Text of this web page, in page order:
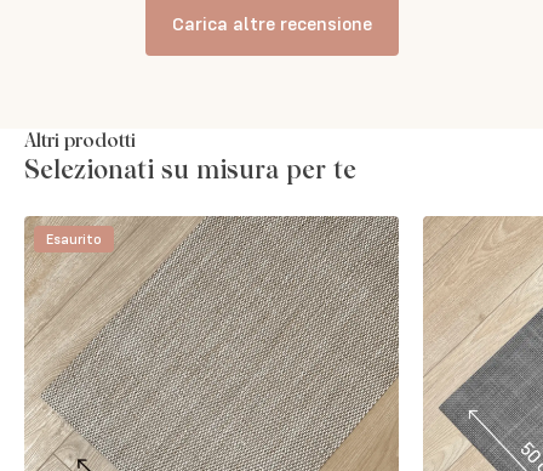
Carica altre recensione
Altri prodotti
Selezionati su misura per te
Esaurito